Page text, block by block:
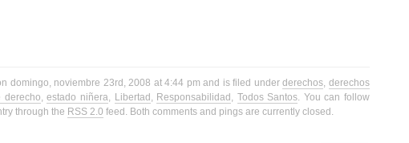
domingo, noviembre 23rd, 2008 at 4:44 pm and is filed underderechos,derechos
derecho,estado niñera, Libertad , Responsabilidad , Todos Santos. You can follow
through the RSS 2.0 feed. Both comments and pings are currently closed.